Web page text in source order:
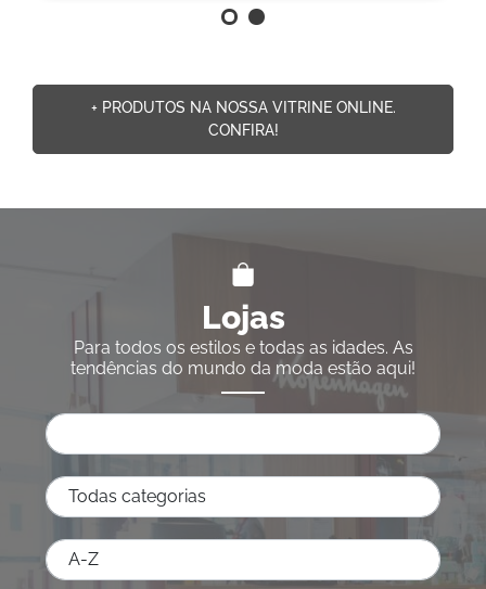
+ PRODUTOS NA NOSSA VITRINE ONLINE.
CONFIRA!
Lojas
Para todos os estilos e todas as idades. As
tendências do mundo da moda estão aqui!